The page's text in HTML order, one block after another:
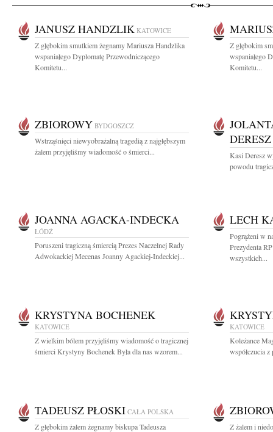
JANUSZ HANDZLIK KATOWICE
Z głębokim smutkiem żegnamy Mariusza Handzlika
wspaniałego Dyplomatę Przewodniczącego
Komitetu...
Z głębokim
wspaniałego
Komitetu...
ZBIOROWY BYDGOSZCZ
Wstrząśnięci niewyobrażalną tragedią z najgłębszym
żalem przyjęliśmy wiadomość o śmierci...
DERESZ
Kasi Deresz
powodu
JOANNA AGACKA-INDECKA
ŁÓDŹ
Poruszeni tragiczną śmiercią Prezes Naczelnej Rady
Adwokackiej Mecenas Joanny Agackiej-Indeckiej...
LECH
Pogrążeni w
Prezydenta
wszystkich...
KRYSTYNA BOCHENEK
KATOWICE
Z wielkim bólem przyjęliśmy wiadomość o tragicznej
śmierci Krystyny Bochenek Była dla nas wzorem...
KATOWICE
Koleżance
współczucia
TADEUSZ PŁOSKI CAŁA POLSKA
Z głębokim żalem żegnamy biskupa Tadeusza
Z żalem i